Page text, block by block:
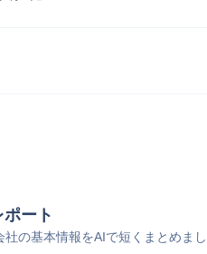
ート
の基本情報をAIで短くまとめま